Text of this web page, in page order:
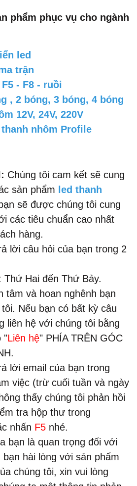
phẩm phục vụ cho ngành
led
trận
- F8 - ruồi
, 2 bóng, 3 bóng, 4 bóng
12V, 24V, 220V
nhôm Profile
Chúng tôi cam kết sẽ cung
sản phẩm led thanh
sẽ được chúng tôi cung
các tiêu chuẩn cao nhất
hàng.
lời câu hỏi của bạn trong 2
Thứ Hai đến Thứ Bảy.
tâm và hoan nghênh bạn
Nếu bạn có bất kỳ câu
liên hệ với chúng tôi bằng
"Liên hệ" PHÍA TRÊN GÓC
lời email của bạn trong
việc (trừ cuối tuần và ngày
thấy chúng tôi phản hồi
tra hộp thư trong
nhấn F5 nhé.
bạn là quan trọng đối với
bạn hài lòng với sản phẩm
chúng tôi, xin vui lòng